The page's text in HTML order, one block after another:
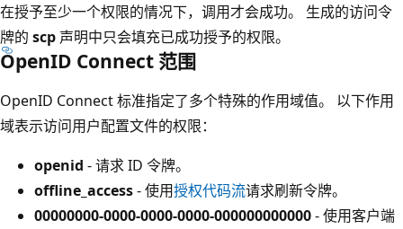
在授予至少一个权限的情况下，调用才会成功。 生成的访问令
牌的 scp 声明中只会填充已成功授予的权限。
OpenID Connect 范围
OpenID Connect 标准指定了多个特殊的作用域值。 以下作用
域表示访问用户配置文件的权限：
openid - 请求 ID 令牌。
offline_access- 使用授权代码流请求刷新令牌。
00000000-0000-0000-0000-000000000000- 使用客户端